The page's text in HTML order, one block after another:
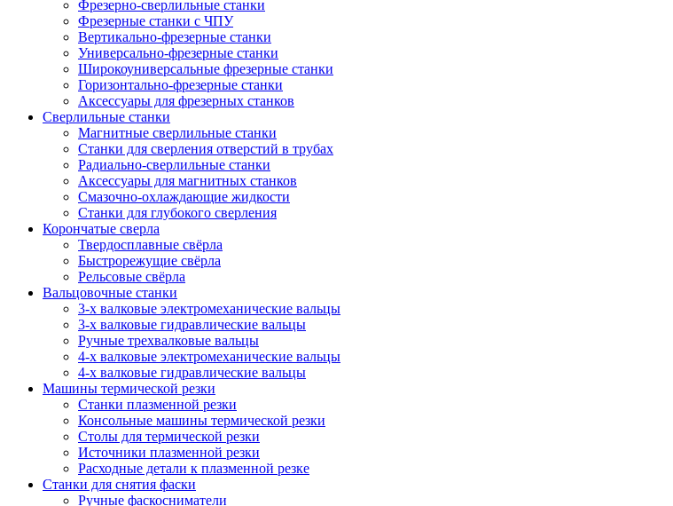
Фрезерно-сверлильные станки
Фрезерные станки с ЧПУ
Вертикально-фрезерные станки
Универсально-фрезерные станки
Широкоуниверсальные фрезерные станки
Горизонтально-фрезерные станки
Аксессуары для фрезерных станков
Сверлильные станки
Магнитные сверлильные станки
Станки для сверления отверстий в трубах
Радиально-сверлильные станки
Аксессуары для магнитных станков
Смазочно-охлаждающие жидкости
Станки для глубокого сверления
Корончатые сверла
Твердосплавные свёрла
Быстрорежущие свёрла
Рельсовые свёрла
Вальцовочные станки
3-х валковые электромеханические вальцы
3-х валковые гидравлические вальцы
Ручные трехвалковые вальцы
4-х валковые электромеханические вальцы
4-х валковые гидравлические вальцы
Машины термической резки
Станки плазменной резки
Консольные машины термической резки
Столы для термической резки
Источники плазменной резки
Расходные детали к плазменной резке
Станки для снятия фаски
Ручные фаскосниматели